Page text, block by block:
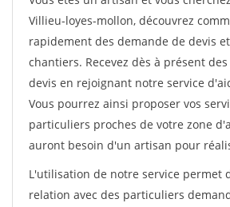
Villieu-loyes-mollon, découvrez
rapidement des demande de devis
chantiers. Recevez dès à présent
devis en rejoignant notre service
Vous pourrez ainsi proposer vos
particuliers proches de votre zone
auront besoin d'un artisan pour
L'utilisation de notre service permet
relation avec des particuliers